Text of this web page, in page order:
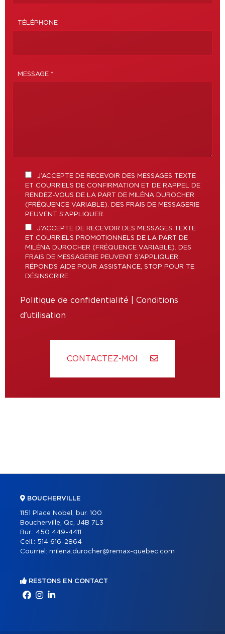
TÉLÉPHONE
MESSAGE *
J’ACCEPTE DE RECEVOIR DES MESSAGES TEXTE
ET COURRIELS DE CONFIRMATION ET DE RAPPEL DE
RENDEZ-VOUS DE LA PART DE MILÉNA DUROCHER
(FRÉQUENCE VARIABLE). DES FRAIS DE MESSAGERIE
PEUVENT S’APPLIQUER.
J’ACCEPTE DE RECEVOIR DES MESSAGES TEXTE
ET COURRIELS PROMOTIONNELS DE LA PART DE
MILÉNA DUROCHER (FRÉQUENCE VARIABLE). DES
FRAIS DE MESSAGERIE PEUVENT S’APPLIQUER.
RÉPONDS AIDE POUR ASSISTANCE, STOP POUR TE
DÉSINSCRIRE.
Politique de confidentialité
Conditions
d'utilisation
CONTACTEZ-MOI
BOUCHERVILLE
1151 Place Nobel, bur. 100
Boucherville, Qc, J4B 7L3
Bur.: 450 449-4411
Cell.: 514 616-2864
Courriel: milena.durocher@remax-quebec.com
RESTONS EN CONTACT